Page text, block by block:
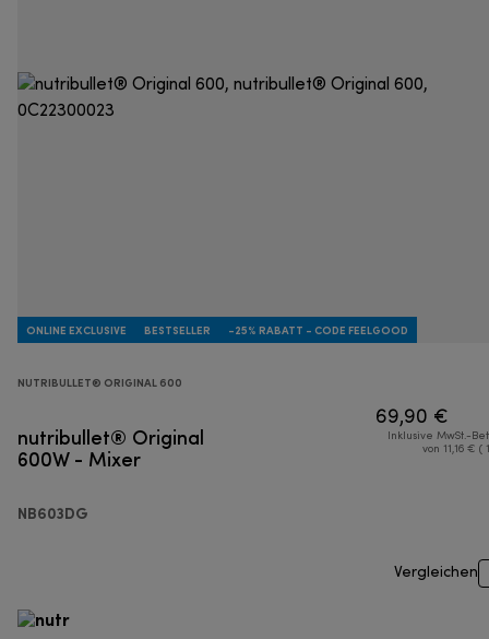
ONLINE EXCLUSIVE BESTSELLER -25% RABATT - CODE FEELGOOD
NUTRIBULLET® ORIGINAL 600
nutribullet® Original
600W - Mixer
NB603DG
69,90 €
Inklusive MwSt.-
von 11,16 € (
Vergleichen